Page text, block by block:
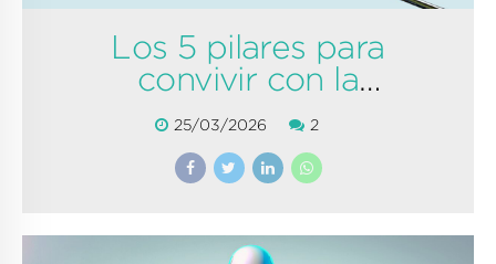
25/03/2026 2
Los 5 pilares para
convivir con la
fibromialgia